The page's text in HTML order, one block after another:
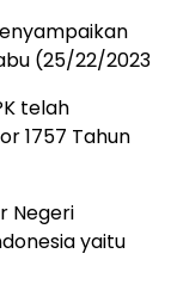
(25/22/2023
telah
1757 Tahun
Negeri
yaitu